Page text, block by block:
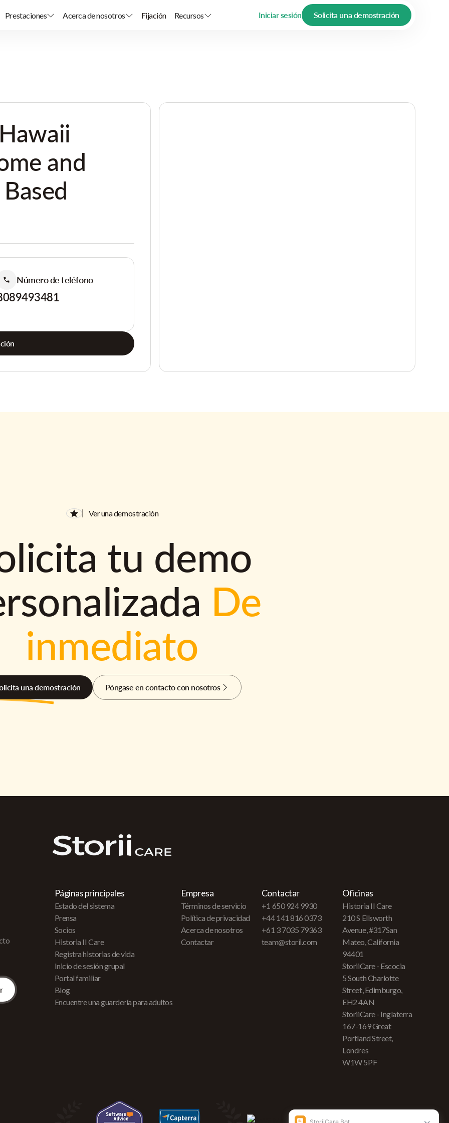
Prestaciones Acerca de nosotros Fijación Recursos Iniciar sesión Solicita una demostración
and
Número de teléfono
Ver una demostración
tu demo
De
inmediato
una demostración Póngase en contacto con nosotros
Páginas principales
Estado del sistema
Prensa
Socios
Historia II Care
Registra historias de vida
Inicio de sesión grupal
Portal familiar
Blog
Encuentre una guardería para adultos
Empresa
Términos de servicio
Política de privacidad
Acerca de nosotros
Contactar
Contactar
+1 650 924 9930
+44 141 816 0373
+61 3 7035 79363
team@storii.com
Oficinas
Historia II Care
210 S Ellsworth
Avenue, #317San
Mateo, California
94401
StoriiCare - Escocia
5 South Charlotte
Street, Edimburgo,
EH2 4AN
StoriiCare - Inglaterra
167-169 Great
Portland Street,
Londres
W1W 5PF